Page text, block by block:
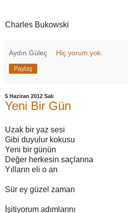
Charles Bukowski
Aydın Güleç Hiç yorum yok:
Paylaş
5 Haziran 2012 Salı
Yeni Bir Gün
Uzak bir yaz sesi
Gibi duyulur kokusu
Yeni bir günün
Değer herkesin saçlarına
Yılların eli o an
Sür ey güzel zaman
İşitiyorum adımlarını